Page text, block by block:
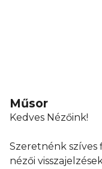
Műsor
Kedves Nézőink!
Szeretnénk
nézői